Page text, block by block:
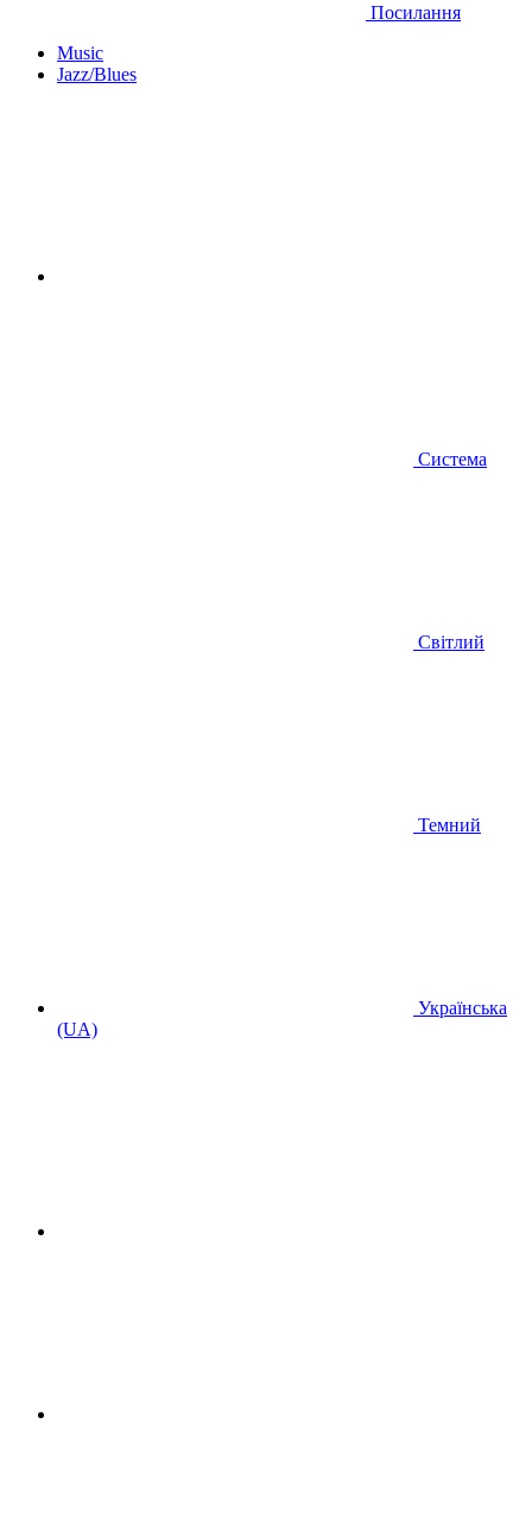
Посилання
Music
Jazz/Blues
Система
Світлий
Темний
Українська
(UA)